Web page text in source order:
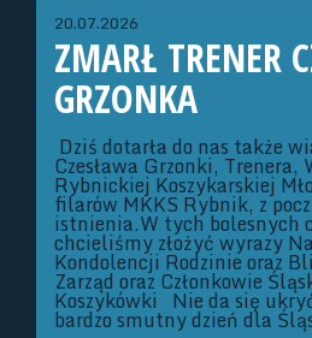
20.07.2026
ZMARŁ TRENER
GRZONKA
Dziś dotarła do nas także
Czesława Grzonki,
Rybnickiej Koszykarskiej
filarów MKKS Rybnik, z
istnienia.W tych bolesnych
chcieliśmy złożyć wyrazy
Kondolencji Rodzinie oraz
Zarząd oraz Członkowie
Koszykówki Nie da się
bardzo smutny dzień dla